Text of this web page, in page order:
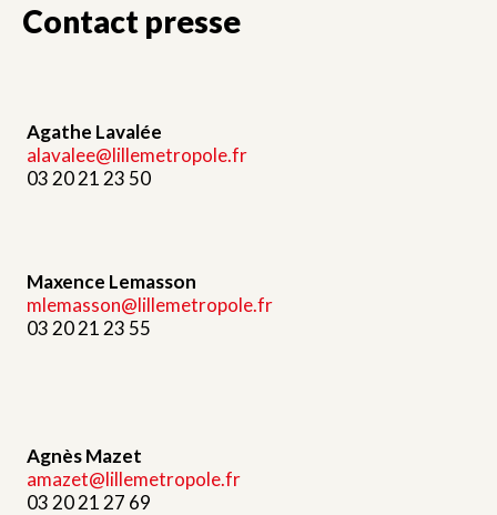
Contact presse
Agathe Lavalée
alavalee@lillemetropole.fr
03 20 21 23 50
Maxence Lemasson
mlemasson@lillemetropole.fr
03 20 21 23 55
Agnès Mazet
amazet@lillemetropole.fr
03 20 21 27 69